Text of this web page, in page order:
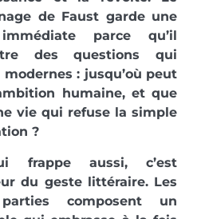
de Faust garde une
parce qu’il
des questions qui
: jusqu’où peut
humaine, et que
vie qui refuse la simple
?
frappe aussi, c’est
du geste littéraire. Les
composent un